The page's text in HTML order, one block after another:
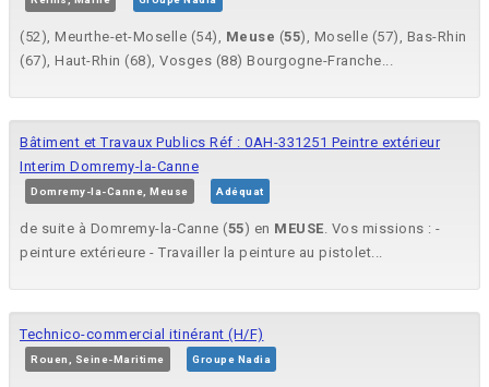
(52), Meurthe-et-Moselle (54), Meuse (55), Moselle (57), Bas-Rhin
(67), Haut-Rhin (68), Vosges (88) Bourgogne-Franche...
Bâtiment et Travaux Publics Réf : 0AH-331251 Peintre extérieur
Interim Domremy-la-Canne
Domremy-la-Canne, Meuse Adéquat
de suite à Domremy-la-Canne (55) en MEUSE. Vos missions : -
peinture extérieure - Travailler la peinture au pistolet...
Technico-commercial itinérant (H/F)
Rouen, Seine-Maritime Groupe Nadia